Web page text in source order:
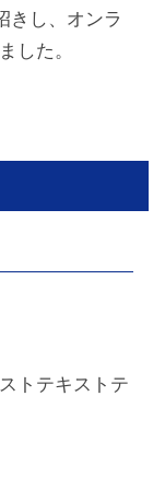
きし、オンラ
した。
トテキストテ